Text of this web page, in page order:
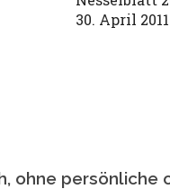
30. April 2011
ohne persönliche